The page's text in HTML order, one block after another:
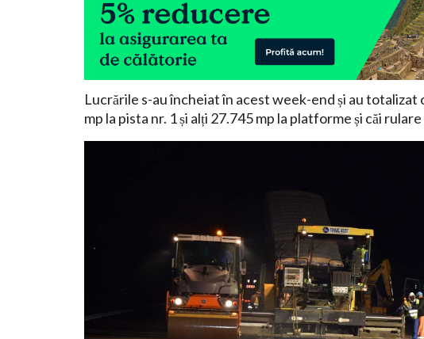
Lucrările s-au încheiat în acest week-end și au totalizat
mp la pista nr. 1 și alți 27.745 mp la platforme și căi